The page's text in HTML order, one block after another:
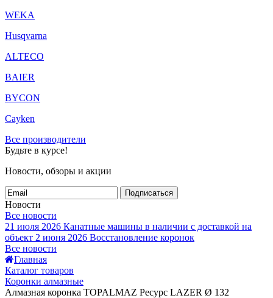
WEKA
Husqvarna
ALTECO
BAIER
BYCON
Cayken
Все производители
Будьте в курсе!
Новости, обзоры и акции
Подписаться
Новости
Все новости
21 июля 2026 Канатные машины в наличии с доставкой на
объект 2 июня 2026 Восстановление коронок
Все новости
Главная
Каталог товаров
Коронки алмазные
Алмазная коронка TOPALMAZ Ресурс LAZER Ø 132